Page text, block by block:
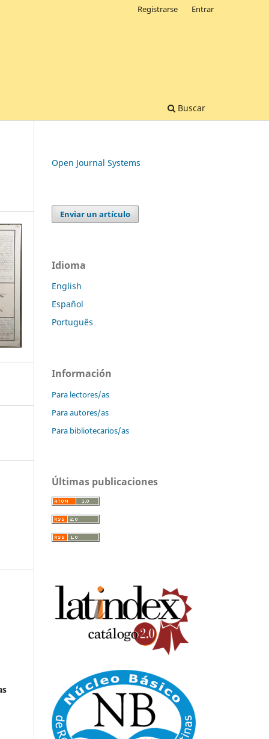
Buscar
Registrarse Entrar
Open Journal Systems
Enviar un artículo
Idioma
English
Español
Português
Información
Para lectores/as
Para autores/as
Para bibliotecarios/as
Últimas publicaciones